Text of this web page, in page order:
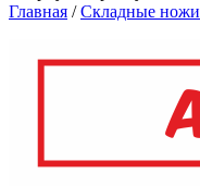
Главная /Складные ножи